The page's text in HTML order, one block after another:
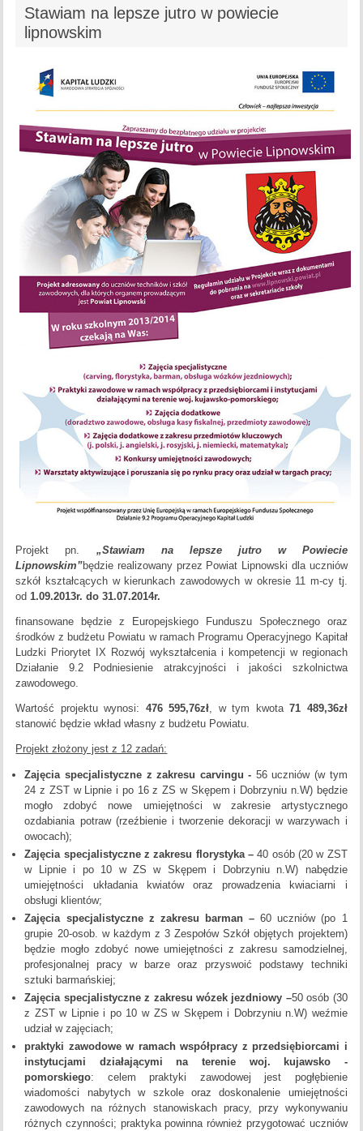
Stawiam na lepsze jutro w powiecie
lipnowskim
Projekt pn. „Stawiam na lepsze jutro w Powiecie
Lipnowskim”będzie realizowany przez Powiat Lipnowski dla uczniów
szkół kształcących w kierunkach zawodowych w okresie 11 m-cy tj.
od 1.09.2013r. do 31.07.2014r.
finansowane będzie z Europejskiego Funduszu Społecznego oraz
środków z budżetu Powiatu w ramach Programu Operacyjnego Kapitał
Ludzki Priorytet IX Rozwój wykształcenia i kompetencji w regionach
Działanie 9.2 Podniesienie atrakcyjności i jakości szkolnictwa
zawodowego.
Wartość projektu wynosi: 476 595,76zł , w tym kwota71 489,36zł
stanowić będzie wkład własny z budżetu Powiatu.
Projekt złożony jest z 12 zadań:
Zajęcia specjalistyczne z zakresu carvingu - 56 uczniów (w tym
24 z ZST w Lipnie i po 16 z ZS w Skępem i Dobrzyniu n.W) będzie
mogło zdobyć nowe umiejętności w zakresie artystycznego
ozdabiania potraw (rzeźbienie i tworzenie dekoracji w warzywach i
owocach);
Zajęcia specjalistyczne z zakresu florystyka –40 osób (20 w ZST
w Lipnie i po 10 w ZS w Skępem i Dobrzyniu n.W) nabędzie
umiejętności układania kwiatów oraz prowadzenia kwiaciarni i
obsługi klientów;
Zajęcia specjalistyczne z zakresu barman – 60 uczniów (po 1
grupie 20-osob. w każdym z 3 Zespołów Szkół objętych projektem)
będzie mogło zdobyć nowe umiejętności z zakresu samodzielnej,
profesjonalnej pracy w barze oraz przyswoić podstawy techniki
sztuki barmańskiej;
Zajęcia specjalistyczne z zakresu wózek jezdniowy –50 osób (30
z ZST w Lipnie i po 10 w ZS w Skępem i Dobrzyniu n.W) weźmie
udział w zajęciach;
praktyki zawodowe w ramach współpracy z przedsiębiorcami i
instytucjami działającymi na terenie woj. kujawsko -
pomorskiego: celem praktyki zawodowej jest pogłębienie
wiadomości nabytych w szkole oraz doskonalenie umiejętności
zawodowych na różnych stanowiskach pracy, przy wykonywaniu
różnych czynności; praktyka powinna również przygotować uczniów